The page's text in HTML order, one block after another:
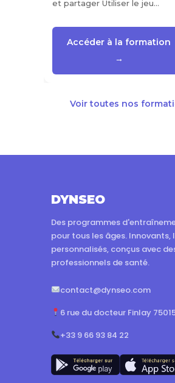
et partager Utiliser le jeu…
Accéder à la formation
→
Voir toutes nos
DYNSEO
Des programmes
pour tous les âges. Innovants,
personnalisés, conçus avec
professionnels de santé.
contact@dynseo.com
6 rue du docteur Finlay
+33 9 66 93 84 22